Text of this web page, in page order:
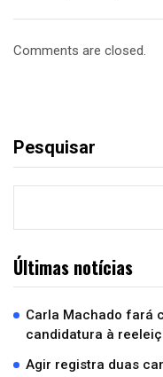
Comments are closed.
Pesquisar
Últimas notícias
Carla Machado fará
candidatura à
Agir registra duas